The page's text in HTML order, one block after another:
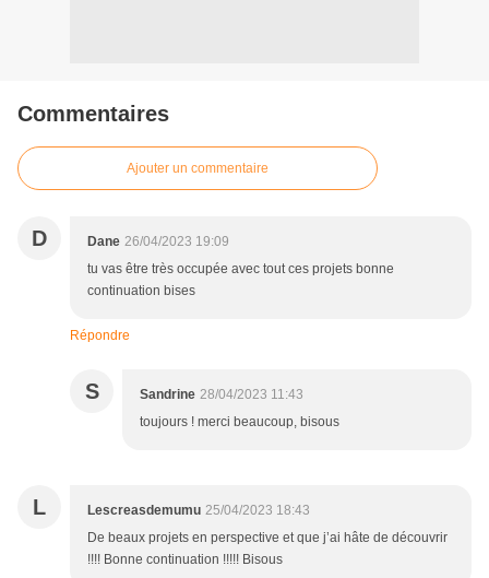
Commentaires
Ajouter un commentaire
D Dane 26/04/2023 19:09
tu vas être très occupée avec tout ces projets bonne
continuation bises
Répondre
S Sandrine 28/04/2023 11:43
toujours ! merci beaucoup, bisous
L Lescreasdemumu 25/04/2023 18:43
De beaux projets en perspective et que j’ai hâte de découvrir
!!!! Bonne continuation !!!!! Bisous